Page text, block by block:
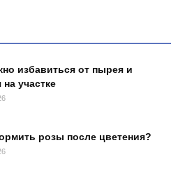
избавиться от пырея и
участке
розы после цветения?